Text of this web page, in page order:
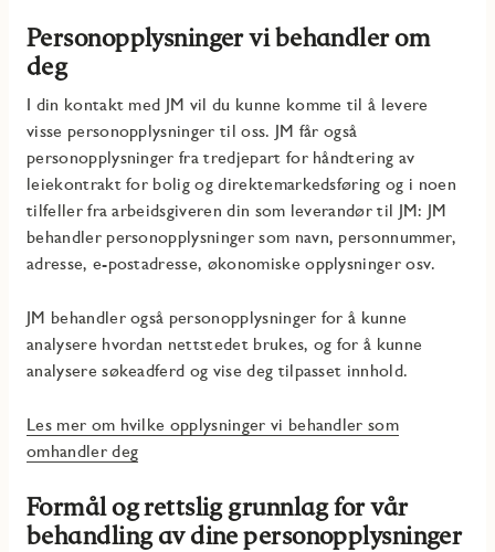
Personopplysninger vi behandler om
deg
I din kontakt med JM vil du kunne komme til å levere
visse personopplysninger til oss. JM får også
personopplysninger fra tredjepart for håndtering av
leiekontrakt for bolig og direktemarkedsføring og i noen
tilfeller fra arbeidsgiveren din som leverandør til JM: JM
behandler personopplysninger som navn, personnummer,
adresse, e-postadresse, økonomiske opplysninger osv.
JM behandler også personopplysninger for å kunne
analysere hvordan nettstedet brukes, og for å kunne
analysere søkeadferd og vise deg tilpasset innhold.
Les mer om hvilke opplysninger vi behandler som
omhandler deg
Formål og rettslig grunnlag for vår
behandling av dine personopplysninger